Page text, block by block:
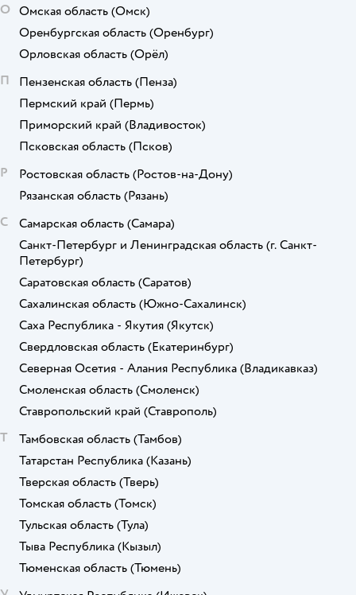
О Омская область (Омск)
Оренбургская область (Оренбург)
Орловская область (Орёл)
П
Пензенская область (Пенза)
Пермский край (Пермь)
Приморский край (Владивосток)
Псковская область (Псков)
Р
Ростовская область (Ростов-на-Дону)
Рязанская область (Рязань)
С
Самарская область (Самара)
Санкт-Петербург и Ленинградская область (г. Санкт-
Петербург)
Саратовская область (Саратов)
Сахалинская область (Южно-Сахалинск)
Саха Республика - Якутия (Якутск)
Свердловская область (Екатеринбург)
Северная Осетия - Алания Республика (Владикавказ)
Смоленская область (Смоленск)
Ставропольский край (Ставрополь)
Т
Тамбовская область (Тамбов)
Татарстан Республика (Казань)
Тверская область (Тверь)
Томская область (Томск)
Тульская область (Тула)
Тыва Республика (Кызыл)
Тюменская область (Тюмень)